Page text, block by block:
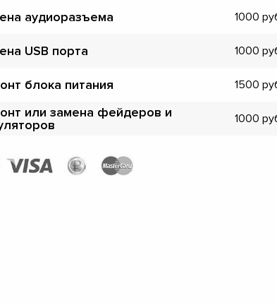
аудиоразъема 1000
USB порта 1000
блока питания 1500
или замена фейдеров и
1000